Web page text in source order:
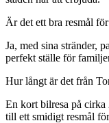
Är det ett bra resmål
Ja, med sina stränder,
perfekt ställe för
Hur långt är det från
En kort bilresa på
till ett smidigt resmål